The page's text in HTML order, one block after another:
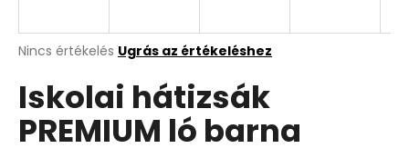
A
átlagos
értékelése
5-
ből
Nincs értékelés Ugrás az értékeléshez
Iskolai hátizsák
PREMIUM ló barna
A
á
n